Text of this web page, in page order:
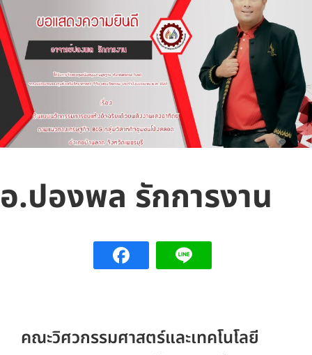
อ.ปองพล รักการงาน
คณะวิศวกรรมศาสตร์และเทคโนโลยี